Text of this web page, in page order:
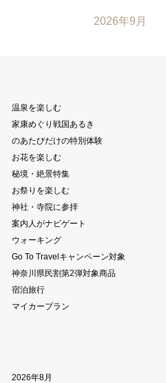
2026年9月
温泉を楽しむ
家康めぐり戦国あるき
のあたびだけの特別体験
お花を楽しむ
秘境・絶景特集
お祭りを楽しむ
神社・寺院に参拝
案内人がナビゲート
ウォーキング
Go To Travelキャンペーン対象
神奈川県民割第2弾対象商品
宿泊旅行
マイカープラン
2026年8月